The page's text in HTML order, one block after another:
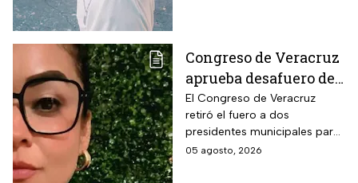
Congreso de Veracruz
aprueba desafuero de
alcalde ligado al caso
de la periodista
Roxana Guzmán
El Congreso de Veracruz
retiró el fuero a dos
presidentes municipales para
que continúen las
05 agosto, 2026